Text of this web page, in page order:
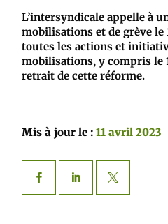
L’intersyndicale appelle à
mobilisations et de grève
toutes les actions et
mobilisations, y compris le
retrait de cette réforme.
Mis à jour le :11 avril 2023